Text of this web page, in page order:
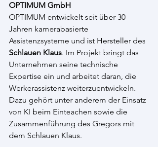
OPTIMUM GmbH
OPTIMUM entwickelt seit über 30
Jahren kamerabasierte
Assistenzsysteme und ist Hersteller des
Schlauen Klaus. Im Projekt bringt das
Unternehmen seine technische
Expertise ein und arbeitet daran, die
Werkerassistenz weiterzuentwickeln.
Dazu gehört unter anderem der Einsatz
von KI beim Einteachen sowie die
Zusammenführung des Gregors mit
dem Schlauen Klaus.